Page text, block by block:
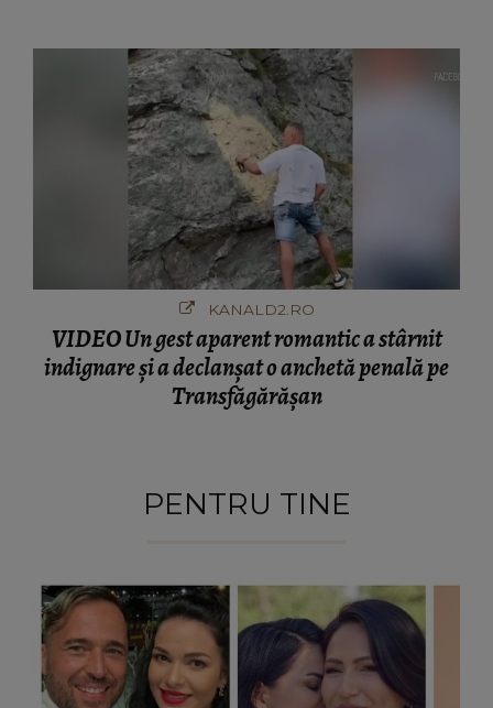
colegul nostru..."
KANALD2.RO
VIDEO Un gest aparent romantic a stârnit
indignare și a declanșat o anchetă penală pe
Transfăgărășan
PENTRU TINE